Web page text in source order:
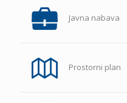
Javna nabava
Prostorni plan